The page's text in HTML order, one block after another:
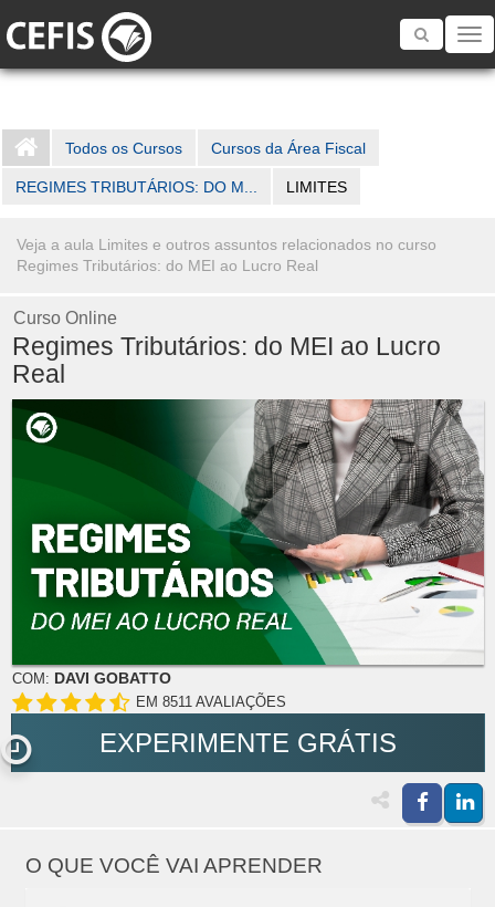
Toggle
Todos os Cursos Cursos da Área Fiscal
REGIMES TRIBUTÁRIOS: DO M... LIMITES
Veja a aula Limites e outros assuntos relacionados no curso
Regimes Tributários: do MEI ao Lucro Real
Curso Online
Regimes Tributários: do MEI ao Lucro
Real
COM: DAVI GOBATTO
EM 8511 AVALIAÇÕES
EXPERIMENTE GRÁTIS
O QUE VOCÊ VAI APRENDER